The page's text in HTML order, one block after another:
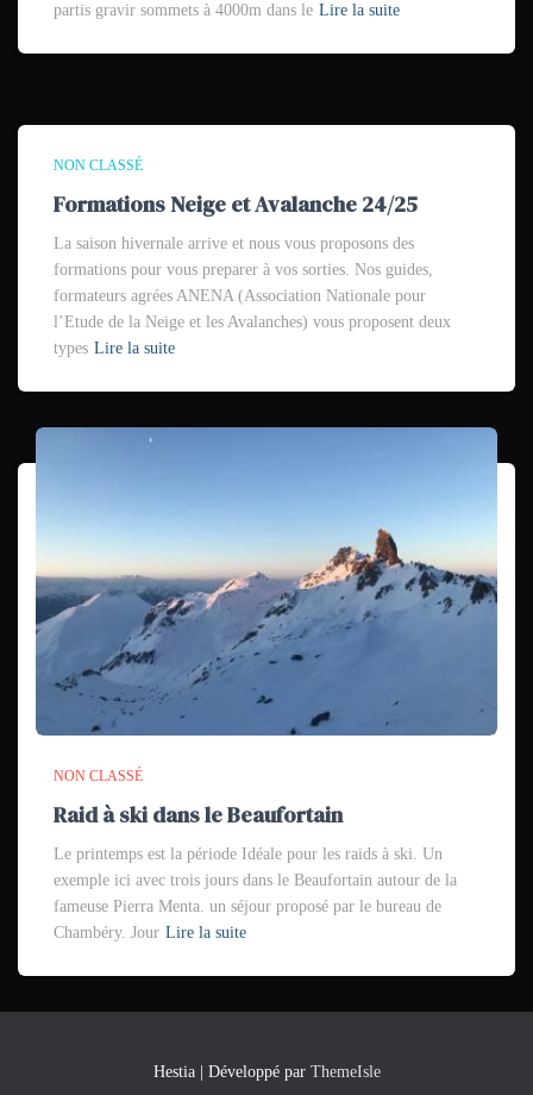
partis gravir sommets à 4000m dans le Lire la suite
NON CLASSÉ
Formations Neige et Avalanche 24/25
La saison hivernale arrive et nous vous proposons des
formations pour vous preparer à vos sorties. Nos guides,
formateurs agrées ANENA (Association Nationale pour
l’Etude de la Neige et les Avalanches) vous proposent deux
types Lire la suite
NON CLASSÉ
Raid à ski dans le Beaufortain
Le printemps est la période Idéale pour les raids à ski. Un
exemple ici avec trois jours dans le Beaufortain autour de la
fameuse Pierra Menta. un séjour proposé par le bureau de
Chambéry. Jour Lire la suite
Hestia | Développé par ThemeIsle